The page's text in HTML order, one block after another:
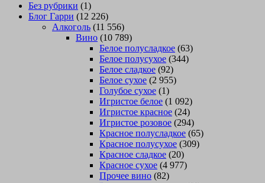
Без рубрики (1)
Блог Гарри (12 226)
Алкоголь (11 556)
Вино (10 789)
Белое полусладкое (63)
Белое полусухое (344)
Белое сладкое (92)
Белое сухое (2 955)
Голубое сухое (1)
Игристое белое (1 092)
Игристое красное (24)
Игристое розовое (294)
Красное полусладкое (65)
Красное полусухое (309)
Красное сладкое (20)
Красное сухое (4 977)
Прочее вино (82)